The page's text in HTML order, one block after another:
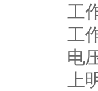
工
工
电
上